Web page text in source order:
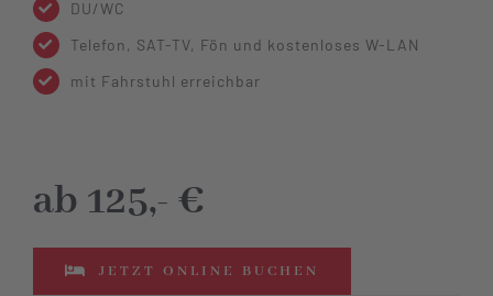
DU/WC
Telefon, SAT-TV, Fön und kostenloses W-LAN
mit Fahrstuhl erreichbar
ab 125,- €
JETZT ONLINE BUCHEN